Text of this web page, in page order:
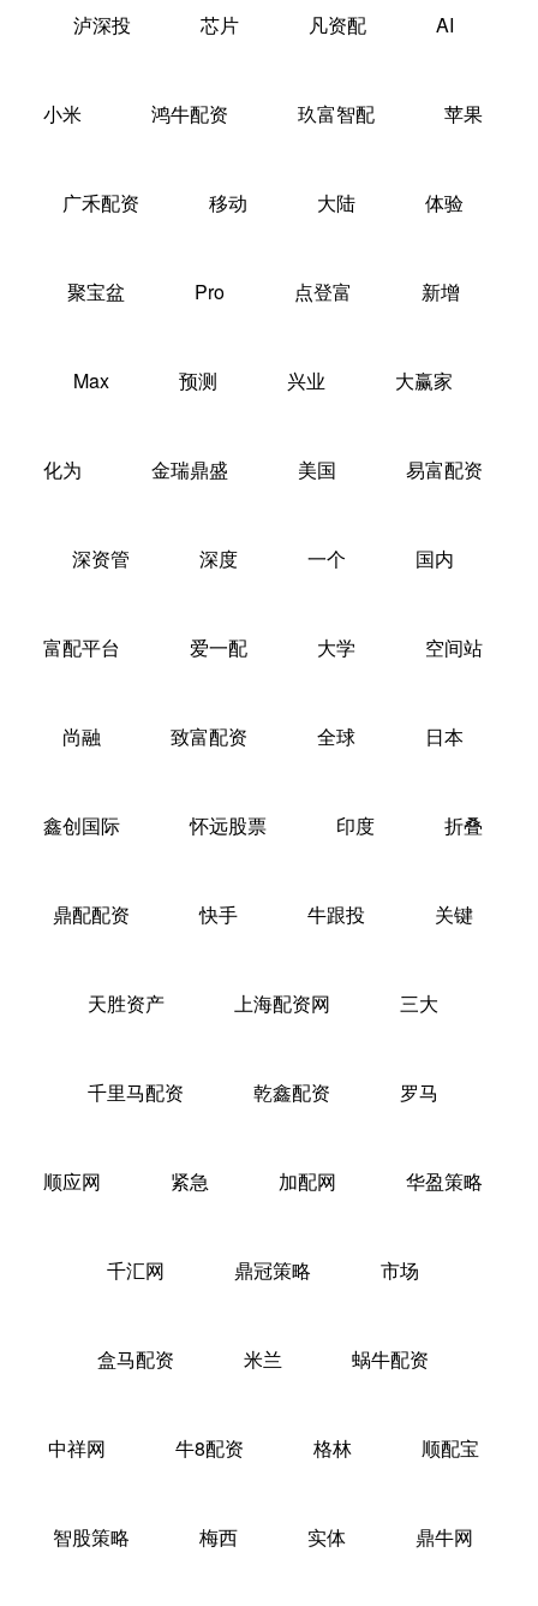
泸深投 芯片 凡资配 AI
小米 鸿牛配资 玖富智配 苹果
广禾配资 移动 大陆 体验
聚宝盆 Pro 点登富 新增
Max 预测 兴业 大赢家
化为 金瑞鼎盛 美国 易富配资
深资管 深度 一个 国内
富配平台 爱一配 大学 空间站
尚融 致富配资 全球 日本
鑫创国际 怀远股票 印度 折叠
鼎配配资 快手 牛跟投 关键
天胜资产 上海配资网 三大
千里马配资 乾鑫配资 罗马
顺应网 紧急 加配网 华盈策略
千汇网 鼎冠策略 市场
盒马配资 米兰 蜗牛配资
中祥网 牛8配资 格林 顺配宝
智股策略 梅西 实体 鼎牛网